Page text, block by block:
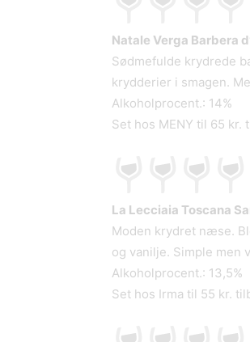
Natale Verga Barbera
Sødmefulde krydrede
krydderier i smagen.
Alkoholprocent.: 14%
Set hos MENY til 65 kr.
La Lecciaia Toscana
Moden krydret næse.
og vanilje. Simple men
Alkoholprocent.: 13,5%
Set hos Irma til 55 kr.